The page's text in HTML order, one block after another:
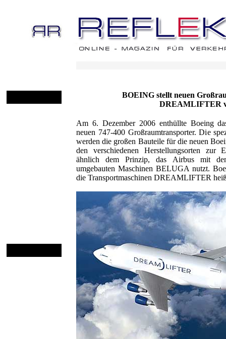
BOEING stellt neuen
DREAMLIFTER
Am 6. Dezember 2006 enthüllte Boeing
neuen 747-400 Großraumtransporter. Die
werden die großen Bauteile für die neuen
den verschiedenen Herstellungsorten zur
ähnlich dem Prinzip, das Airbus mit
umgebauten Maschinen BELUGA nutzt.
die Transportmaschinen DREAMLIFTER